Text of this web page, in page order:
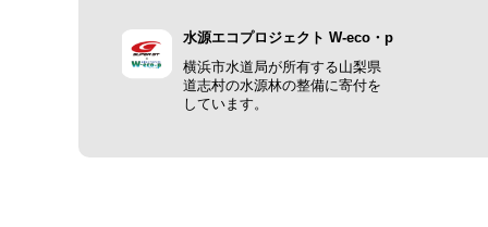
水源エコプロジェクト W-eco・p
横浜市水道局が所有する山梨県
道志村の水源林の整備に寄付を
しています。